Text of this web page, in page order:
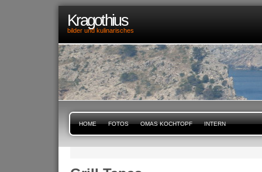
Kragothius
bilder und kulinarisches
HOME FOTOS OMAS KOCHTOPF INTERN